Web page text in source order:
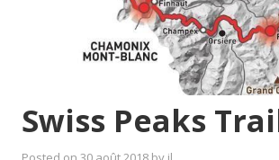
Swiss Peaks